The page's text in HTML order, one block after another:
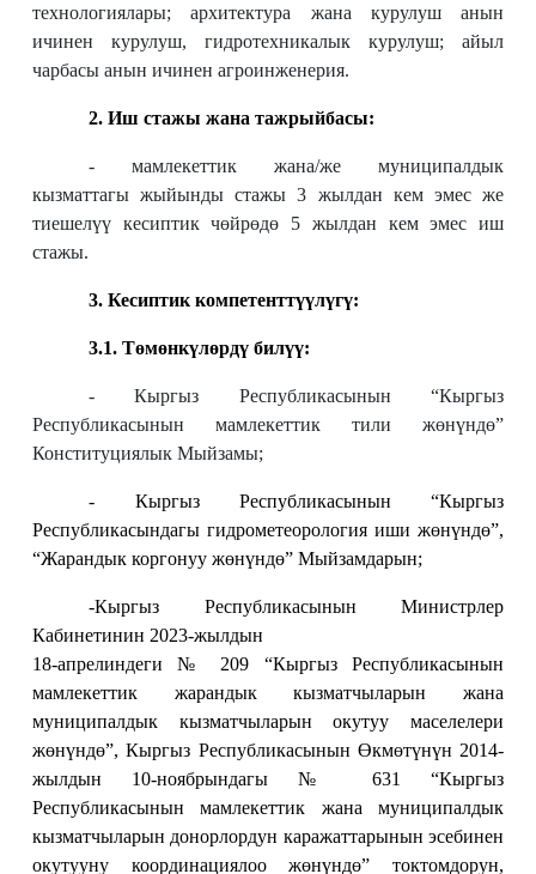
технологиялары; архитектура жана курулуш анын
ичинен курулуш, гидротехникалык курулуш; айыл
чарбасы анын ичинен агроинженерия.
2. Иш стажы жана тажрыйбасы:
- мамлекеттик жана/же муниципалдык
кызматтагы жыйынды стажы 3 жылдан кем эмес же
тиешелүү кесиптик чөйрөдө 5 жылдан кем эмес иш
стажы.
3. Кесиптик компетенттүүлүгү:
3.1. Төмөнкүлөрдү билүү:
- Кыргыз Республикасынын “Кыргыз
Республикасынын мамлекеттик тили жөнүндө”
Конституциялык Мыйзамы;
- Кыргыз Республикасынын “Кыргыз
Республикасындагы гидрометеорология иши жөнүндө”,
“Жарандык коргонуу жөнүндө” Мыйзамдарын;
-Кыргыз Республикасынын Министрлер
Кабинетинин 2023-жылдын
18-апрелиндеги № 209 “Кыргыз Республикасынын
мамлекеттик жарандык кызматчыларын жана
муниципалдык кызматчыларын окутуу маселелери
жөнүндө”, Кыргыз Республикасынын Өкмөтүнүн 2014-
жылдын 10-ноябрындагы № 631 “Кыргыз
Республикасынын мамлекеттик жана муниципалдык
кызматчыларын донорлордун каражаттарынын эсебинен
окутууну координациялоо жөнүндө” токтомдорун,